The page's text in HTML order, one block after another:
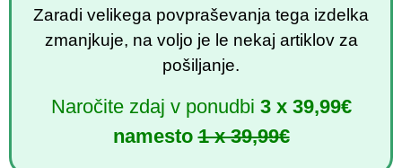
Zaradi velikega povpraševanja tega izdelka
zmanjkuje, na voljo je le nekaj artiklov za
pošiljanje.
Naročite zdaj v ponudbi 3 x 39,99€
namesto1 x 39,99€